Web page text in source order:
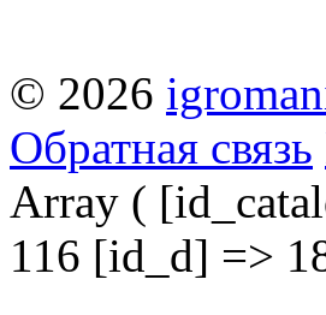
© 2026
Обратная связь
Array (
116 [id_d] =>